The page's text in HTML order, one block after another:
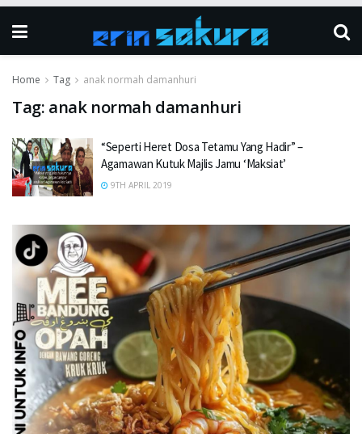
Home Tag anak normah damanhuri
Tag: anak normah damanhuri
“Seperti Heret Dosa Tetamu Yang Hadir” –
Agamawan Kutuk Majlis Jamu ‘Maksiat’
9TH APRIL 2019